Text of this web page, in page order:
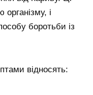
і
боротьби із
відносять: